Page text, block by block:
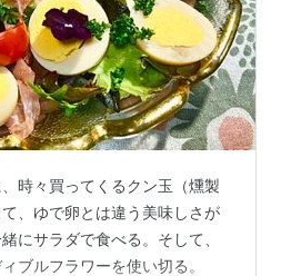
時々買ってくるクン玉（燻製
、ゆで卵とは違う美味しさが
にサラダで食べる。そして、
ブルフラワーを使い切る。